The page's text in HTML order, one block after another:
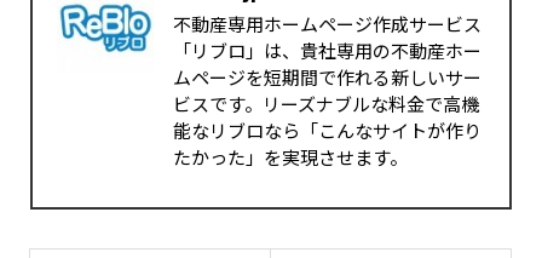
不動産専用ホームページ作成サービス
「リブロ」は、貴社専用の不動産ホー
ムページを短期間で作れる新しいサー
ビスです。リーズナブルな料金で高機
能なリブロなら「こんなサイトが作り
たかった」を実現させます。